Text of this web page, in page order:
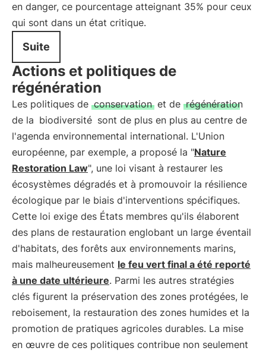
en danger, ce pourcentage atteignant 35% pour ceux
qui sont dans un état critique.
Suite
Actions et politiques de
régénération
Les politiques de conservation et de régénération
de la biodiversité sont de plus en plus au centre de
l'agenda environnemental international. L'Union
européenne, par exemple, a proposé la "Nature
Restoration Law", une loi visant à restaurer les
écosystèmes dégradés et à promouvoir la résilience
écologique par le biais d'interventions spécifiques.
Cette loi exige des États membres qu'ils élaborent
des plans de restauration englobant un large éventail
d'habitats, des forêts aux environnements marins,
mais malheureusement le feu vert final a été reporté
à une date ultérieure. Parmi les autres stratégies
clés figurent la préservation des zones protégées, le
reboisement, la restauration des zones humides et la
promotion de pratiques agricoles durables. La mise
en œuvre de ces politiques contribue non seulement